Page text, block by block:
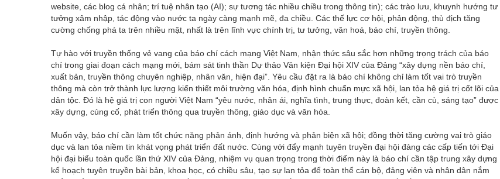
website, các blog cá nhân; trí tuệ nhân tạo (AI); sự tương tác nhiều chiều trong thông tin); các trào lưu, khuynh hướng tư
tưởng xâm nhập, tác động vào nước ta ngày càng mạnh mẽ, đa chiều. Các thế lực cơ hội, phản động, thù địch tăng
cường chống phá ta trên nhiều mặt, nhất là trên lĩnh vực chính trị, tư tưởng, văn hoá, báo chí, truyền thông.
Tự hào với truyền thống vẻ vang của báo chí cách mạng Việt Nam, nhận thức sâu sắc hơn những trọng trách của báo
chí trong giai đoạn cách mạng mới, bám sát tinh thần Dự thảo Văn kiện Đại hội XIV của Đảng “xây dựng nền báo chí,
xuất bản, truyền thông chuyên nghiệp, nhân văn, hiện đại”. Yêu cầu đặt ra là báo chí không chỉ làm tốt vai trò truyền
thông mà còn trở thành lực lượng kiến thiết môi trường văn hóa, định hình chuẩn mực xã hội, lan tỏa hệ giá trị cốt lõi của
dân tộc. Đó là hệ giá trị con người Việt Nam “yêu nước, nhân ái, nghĩa tình, trung thực, đoàn kết, cần cù, sáng tạo” được
xây dựng, củng cố, phát triển thông qua truyền thông, giáo dục và văn hóa.
Muốn vậy, báo chí cần làm tốt chức năng phản ánh, định hướng và phản biện xã hội; đồng thời tăng cường vai trò giáo
dục và lan tỏa niềm tin khát vọng phát triển đất nước. Cùng với đẩy mạnh tuyên truyền đại hội đảng các cấp tiến tới Đại
hội đại biểu toàn quốc lần thứ XIV của Đảng, nhiệm vụ quan trọng trong thời điểm này là báo chí cần tập trung xây dựng
kế hoạch tuyên truyền bài bản, khoa học, có chiều sâu, tạo sự lan tỏa để toàn thể cán bộ, đảng viên và nhân dân nắm